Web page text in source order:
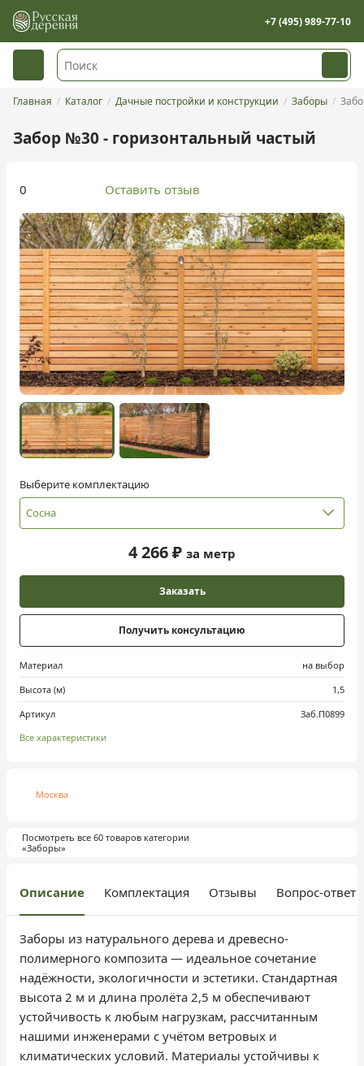
+7 (495) 989-77-10
Главная Каталог Дачные постройки и конструкции Заборы
Забор №30 - горизонтальный частый
0 Оставить отзыв
Выберите комплектацию
Сосна
4 266 ₽ за метр
Заказать
Получить консультацию
Материал
на выбор
Высота (м)
1,5
Артикул
Заб.П0899
Все характеристики
Москва
Посмотреть все 60 товаров категории
«Заборы»
Описание Комплектация Отзывы Вопрос-ответ
Заборы из натурального дерева и древесно-
полимерного композита — идеальное сочетание
надёжности, экологичности и эстетики. Стандартная
высота 2 м и длина пролёта 2,5 м обеспечивают
устойчивость к любым нагрузкам, рассчитанным
нашими инженерами с учётом ветровых и
климатических условий. Материалы устойчивы к